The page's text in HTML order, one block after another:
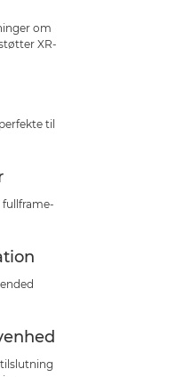
om
XR-
til
fullframe-